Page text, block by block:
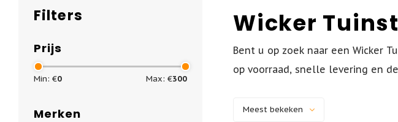
Filters
Prijs
Min: €0 Max: €300
Merken
Wicker
Bent u op zoek naar een Wicker
op voorraad, snelle levering en
Meest bekeken